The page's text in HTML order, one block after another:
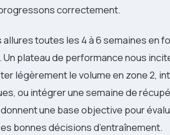
correctement.
allures toutes les 4 à 6 semaines en
plateau de performance nous
légèrement le volume en zone 2,
ou intégrer une semaine de
une base objective pour
bonnes décisions d’entraînement.